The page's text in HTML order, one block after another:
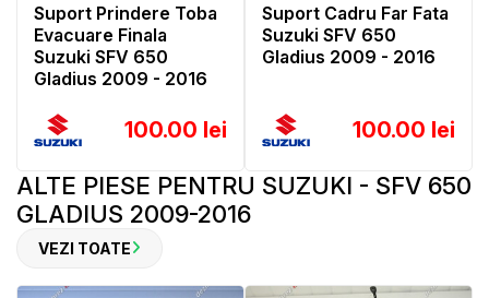
Suport Prindere Toba
Evacuare Finala
Suzuki SFV 650
Gladius 2009 - 2016
100.00 lei
Suport Cadru Far Fata
Suzuki SFV 650
Gladius 2009 - 2016
100.00 lei
ALTE PIESE PENTRU SUZUKI - SFV 650
GLADIUS 2009-2016
VEZI TOATE